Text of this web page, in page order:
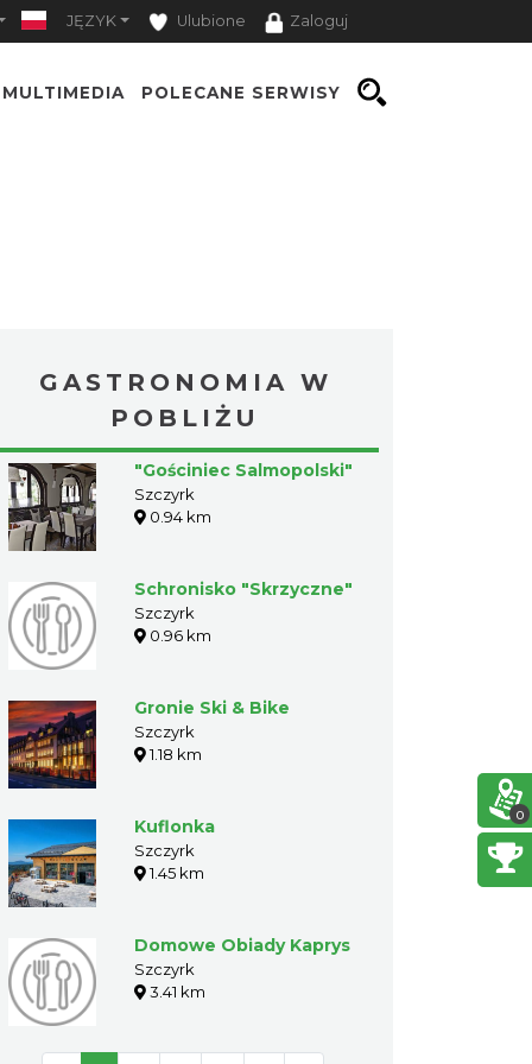
JĘZYK Ulubione Zaloguj
MULTIMEDIA POLECANE SERWISY
GASTRONOMIA W
POBLIŻU
"Gościniec Salmopolski"
Szczyrk
0.94 km
Schronisko "Skrzyczne"
Szczyrk
0.96 km
Gronie Ski & Bike
Szczyrk
1.18 km
Kuflonka
Szczyrk
1.45 km
Domowe Obiady Kaprys
Szczyrk
3.41 km
0